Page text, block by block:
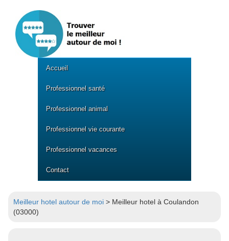
Accueil
Professionnel santé
Professionnel animal
Professionnel vie courante
Professionnel vacances
Contact
Meilleur hotel autour de moi > Meilleur hotel à Coulandon
(03000)